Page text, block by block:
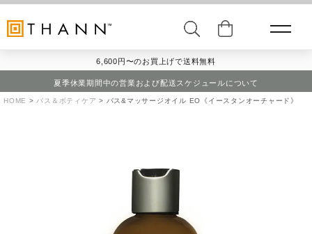
6,600円〜のお買上げで送料無料
夏季休業期間中の営業および配送スケジュールについて
HOME バス＆ボティケア バス&マッサージオイル EO《イースタンオーチャード》